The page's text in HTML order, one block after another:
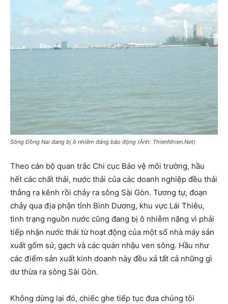
Sông Đồng Nai đang bị ô nhiễm đáng báo động (Ảnh: ThienNhien.Net)
Theo cán bộ quan trắc Chi cục Bảo vệ môi trường, hầu
hết các chất thải, nước thải của các doanh nghiệp đều thải
thẳng ra kênh rồi chảy ra sông Sài Gòn. Tương tự, đoạn
chảy qua địa phận tỉnh Bình Dương, khu vực Lái Thiêu,
tình trạng nguồn nước cũng đang bị ô nhiễm nặng vì phải
tiếp nhận nước thải từ hoạt động của một số nhà máy sản
xuất gốm sứ, gạch và các quán nhậu ven sông. Hầu như
các điểm sản xuất kinh doanh này đều xả tất cả những gì
dư thừa ra sông Sài Gòn.
Không dừng lại đó, chiếc ghe tiếp tục đưa chúng tôi